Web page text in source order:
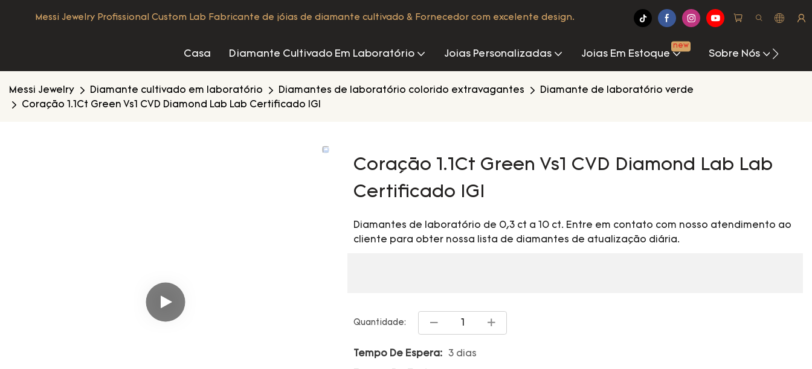
Messi Jewelry Profissional Custom Lab Fabricante de jóias de diamante cultivado & Fornecedor com excelente design.
Casa Diamante Cultivado Em Laboratório Joias Personalizadas Joias Em Estoque
new
Sobre Nós
Messi Jewelry Diamante cultivado em laboratório Diamantes de laboratório colorido extravagantes
Diamante de laboratório verde
Coração 1.1Ct Green Vs1 CVD Diamond Lab Lab Certificado IGI
Coração 1.1Ct Green Vs1 CVD Diamond Lab Lab
Certificado IGI
Diamantes de laboratório de 0,3 ct a 10 ct. Entre em contato com nosso atendimento ao
cliente para obter nossa lista de diamantes de atualização diária.
Quantidade:
Tempo De Espera: 3 dias